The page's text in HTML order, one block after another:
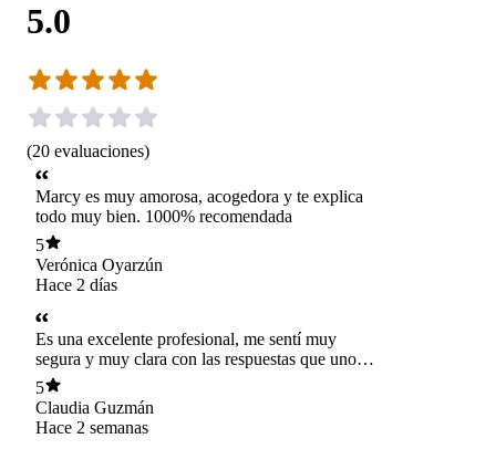
5.0
(20 evaluaciones)
Marcy es muy amorosa, acogedora y te explica
todo muy bien. 1000% recomendada
5
Verónica Oyarzún
Hace 2 días
Es una excelente profesional, me sentí muy
segura y muy clara con las respuestas que uno
va descubriendo, utiliza una muy buena
metodología. Ahora tengo mayor claridad para
avanzar en las cosas que quiero mejorar. Se
toma el tiempo. 100% recomendable.
5
Claudia Guzmán
Hace 2 semanas